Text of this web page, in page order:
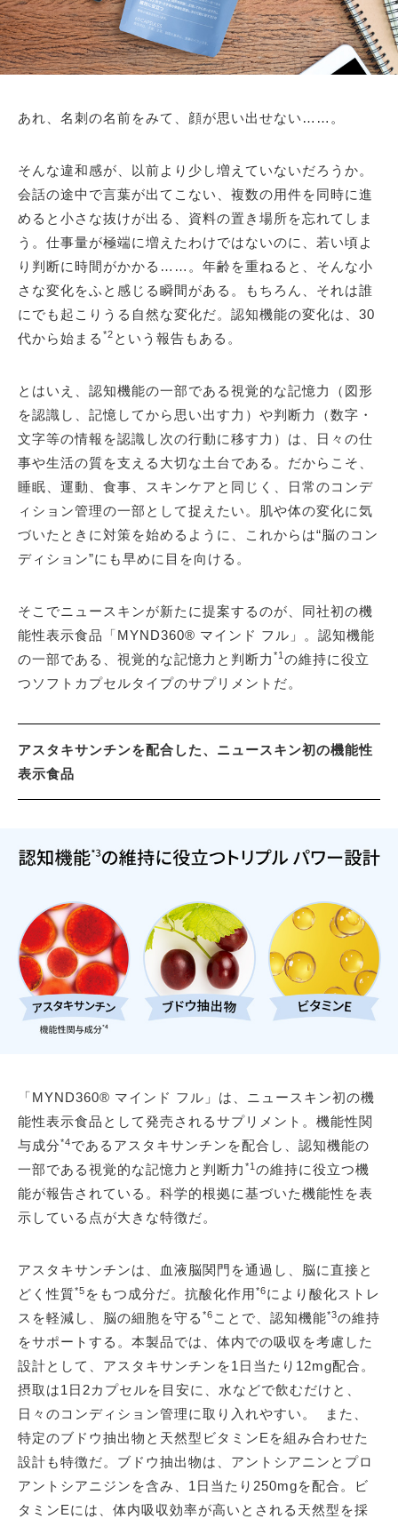
あれ、名刺の名前をみて、顔が思い出せない……。
そんな違和感が、以前より少し増えていないだろうか。
会話の途中で言葉が出てこない、複数の用件を同時に進
めると小さな抜けが出る、資料の置き場所を忘れてしま
う。仕事量が極端に増えたわけではないのに、若い頃よ
り判断に時間がかかる……。年齢を重ねると、そんな小
さな変化をふと感じる瞬間がある。もちろん、それは誰
にでも起こりうる自然な変化だ。認知機能の変化は、30
代から始まる *2 という報告もある。
とはいえ、認知機能の一部である視覚的な記憶力（図形
を認識し、記憶してから思い出す力）や判断力（数字・
文字等の情報を認識し次の行動に移す力）は、日々の仕
事や生活の質を支える大切な土台である。だからこそ、
睡眠、運動、食事、スキンケアと同じく、日常のコンデ
ィション管理の一部として捉えたい。肌や体の変化に気
づいたときに対策を始めるように、これからは“脳のコン
ディション”にも早めに目を向ける。
そこでニュースキンが新たに提案するのが、同社初の機
能性表示食品「MYND360® マインド フル」。認知機能
の一部である、視覚的な記憶力と判断力 *1 の維持に役立
つソフトカプセルタイプのサプリメントだ。
アスタキサンチンを配合した、ニュースキン初の機能性
表示食品
「MYND360® マインド フル」は、ニュースキン初の機
能性表示食品として発売されるサプリメント。機能性関
与成分*4であるアスタキサンチンを配合し、認知機能の
一部である視覚的な記憶力と判断力 *1 の維持に役立つ機
能が報告されている。科学的根拠に基づいた機能性を表
示している点が大きな特徴だ。
アスタキサンチンは、血液脳関門を通過し、脳に直接と
どく性質*5 をもつ成分だ。抗酸化作用*6により酸化ストレ
スを軽減し、脳の細胞を守る *6 ことで、認知機能*3の維持
をサポートする。本製品では、体内での吸収を考慮した
設計として、アスタキサンチンを1日当たり12mg配合。
摂取は1日2カプセルを目安に、水などで飲むだけと、
日々のコンディション管理に取り入れやすい。 また、
特定のブドウ抽出物と天然型ビタミンEを組み合わせた
設計も特徴だ。ブドウ抽出物は、アントシアニンとプロ
アントシアニジンを含み、1日当たり250mgを配合。ビ
タミンEには、体内吸収効率が高いとされる天然型を採